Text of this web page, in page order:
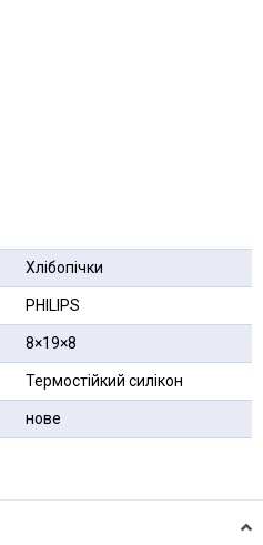
Хлібопічки
PHILIPS
8×19×8
Термостійкий силікон
нове